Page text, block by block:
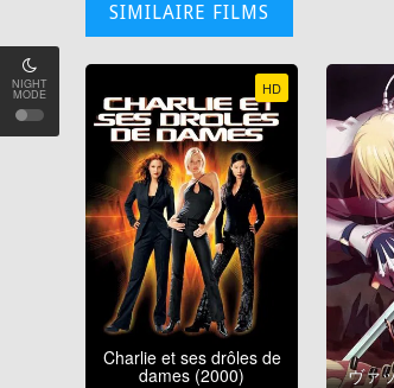
NIGHT
MODE
SIMILAIRE FILMS
HD
Charlie et ses drôles de
dames (2000) ヴァ